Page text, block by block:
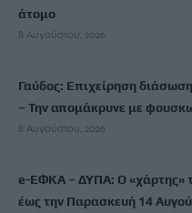
άτομο
8 Αυγούστου, 2026
Γαύδος: Επιχείρηση
– Την απομάκρυνε με
8 Αυγούστου, 2026
e-ΕΦΚΑ – ΔΥΠΑ: Ο «χάρτης»
έως την Παρασκευή 14